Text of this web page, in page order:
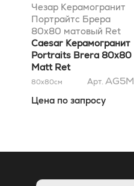
Чезар Керамогранит
Портрайтс Брера
80x80 матовый Ret
Caesar Керамогранит
Portraits Brera 80x80
Matt Ret
80x80см Арт. AG5M
Цена по запросу